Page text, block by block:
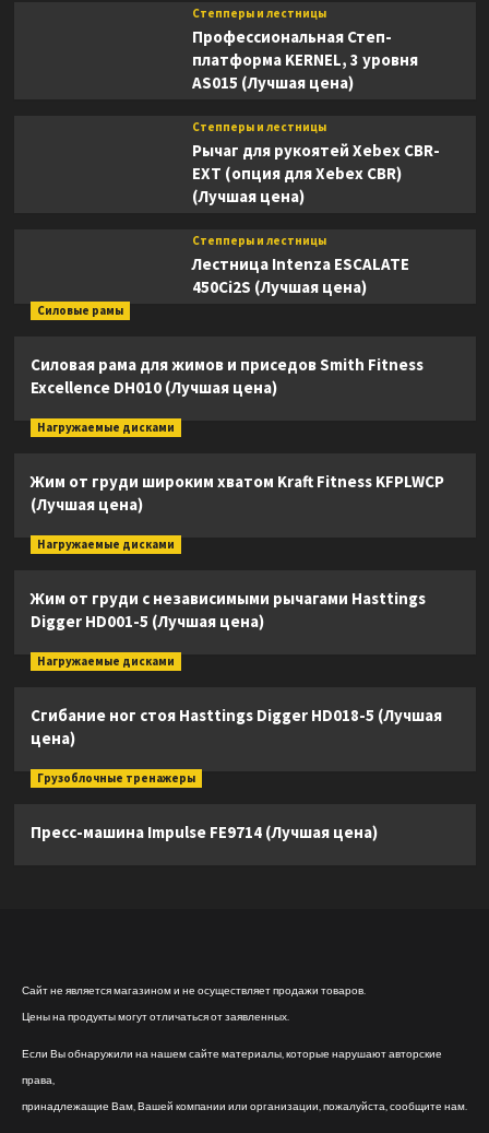
Степперы и лестницы
Профессиональная Степ-
платформа KERNEL, 3 уровня
AS015 (Лучшая цена)
Степперы и лестницы
Рычаг для рукоятей Xebex CBR-
EXT (опция для Xebex CBR)
(Лучшая цена)
Степперы и лестницы
Лестница Intenza ESCALATE
450Ci2S (Лучшая цена)
Силовые рамы
Силовая рама для жимов и приседов Smith Fitness
Excellence DH010 (Лучшая цена)
Нагружаемые дисками
Жим от груди широким хватом Kraft Fitness KFPLWCP
(Лучшая цена)
Нагружаемые дисками
Жим от груди с независимыми рычагами Hasttings
Digger HD001-5 (Лучшая цена)
Нагружаемые дисками
Сгибание ног стоя Hasttings Digger HD018-5 (Лучшая
цена)
Грузоблочные тренажеры
Пресс-машина Impulse FE9714 (Лучшая цена)
Сайт не является магазином и не осуществляет продажи товаров.
Цены на продукты могут отличаться от заявленных.
Если Вы обнаружили на нашем сайте материалы, которые нарушают авторские
права,
принадлежащие Вам, Вашей компании или организации, пожалуйста, сообщите нам.